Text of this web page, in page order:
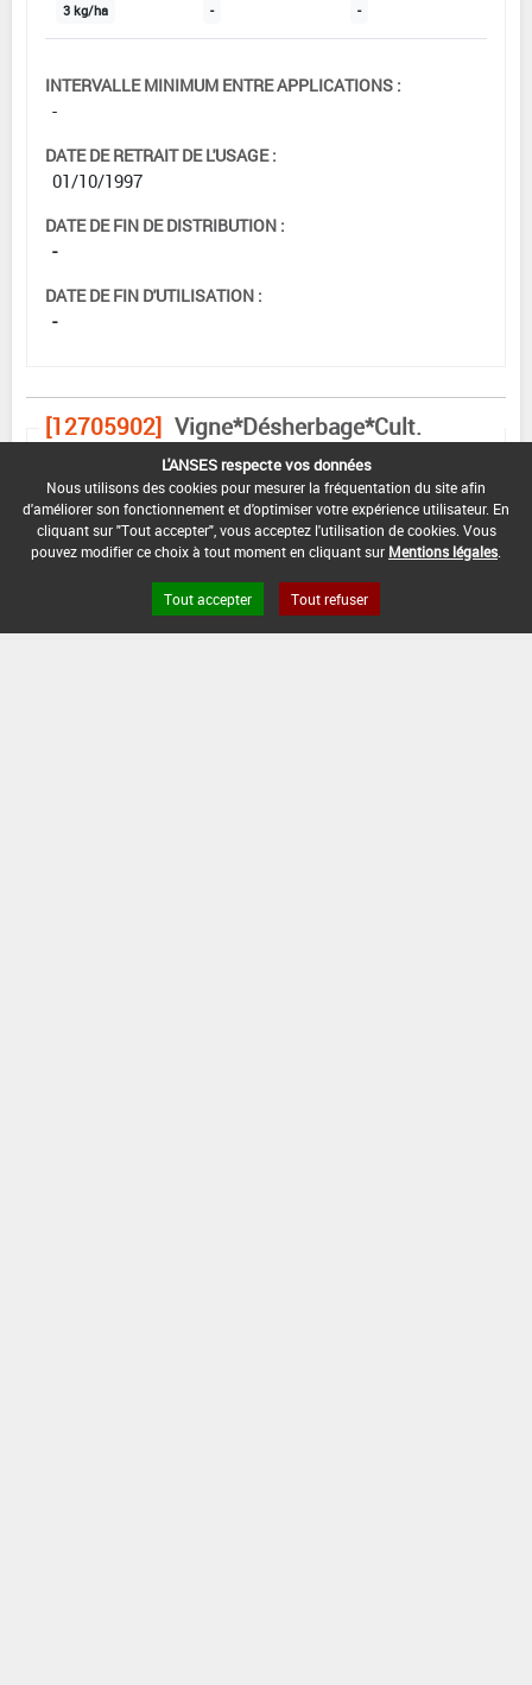
3 kg/ha - -
INTERVALLE MINIMUM ENTRE APPLICATIONS :
-
DATE DE RETRAIT DE L'USAGE :
01/10/1997
DATE DE FIN DE DISTRIBUTION :
-
DATE DE FIN D'UTILISATION :
-
[12705902] Vigne*Désherbage*Cult.
DOSE MAX
D'EMPLOI
NOMBRE MAX
D'APPLICATION
DÉLAIS AVANT
RÉCOLTE
6 kg/ha - -
L'ANSES respecte vos données
Nous utilisons des cookies pour mesurer la fréquentation du site afin
d'améliorer son fonctionnement et d'optimiser votre expérience utilisateur. En
cliquant sur "Tout accepter", vous acceptez l'utilisation de cookies. Vous
pouvez modifier ce choix à tout moment en cliquant sur Mentions légales
Tout accepter Tout refuser